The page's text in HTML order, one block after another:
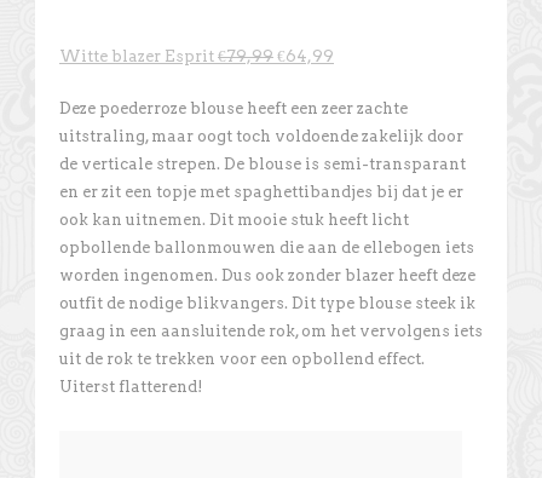
Witte blazer Esprit €79,99 €64,99
Deze poederroze blouse heeft een zeer zachte
uitstraling, maar oogt toch voldoende zakelijk door
de verticale strepen. De blouse is semi-transparant
en er zit een topje met spaghettibandjes bij dat je er
ook kan uitnemen. Dit mooie stuk heeft licht
opbollende ballonmouwen die aan de ellebogen iets
worden ingenomen. Dus ook zonder blazer heeft deze
outfit de nodige blikvangers. Dit type blouse steek ik
graag in een aansluitende rok, om het vervolgens iets
uit de rok te trekken voor een opbollend effect.
Uiterst flatterend!